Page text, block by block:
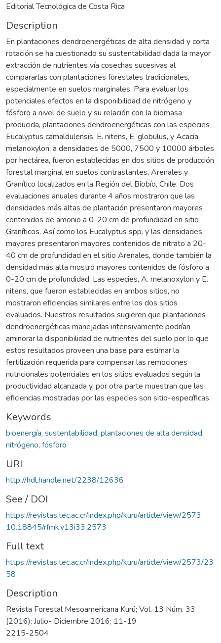
Editorial Tecnológica de Costa Rica
Description
En plantaciones dendroenergéticas de alta densidad y corta
rotación se ha cuestionado su sustentabilidad dada la mayor
extracción de nutrientes vía cosechas sucesivas al
compararlas con plantaciones forestales tradicionales,
especialmente en suelos marginales. Para evaluar los
potenciales efectos en la disponibilidad de nitrógeno y
fósforo a nivel de suelo y su relación con la biomasa
producida, plantaciones dendroenergéticas con las especies
Eucalyptus camaldulensis, E. nitens, E. globulus, y Acacia
melanoxylon: a densidades de 5000, 7500 y 10000 árboles
por hectárea, fueron establecidas en dos sitios de producción
forestal marginal en suelos contrastantes, Arenales y
Granítico localizados en la Región del Biobío, Chile. Dos
evaluaciones anuales durante 4 años mostraron que las
densidades más altas de plantación presentaron mayores
contenidos de amonio a 0-20 cm de profundidad en sitio
Graníticos. Así como los Eucalyptus spp. y las densidades
mayores presentaron mayores contenidos de nitrato a 20-
40 cm de profundidad en el sitio Arenales, donde también la
densidad más alta mostró mayores contenidos de fósforo a
0-20 cm de profundidad. Las especies, A. melanoxylon y E.
nitens, que fueron establecidas en ambos sitios, no
mostraron eficiencias similares entre los dos sitios
evaluados. Nuestros resultados sugieren que plantaciones
dendroenergéticas manejadas intensivamente podrían
aminorar la disponibilidad de nutrientes del suelo por lo que
estos resultados proveen una base para estimar la
fertilización requerida para compensar las remociones
nutricionales potenciales en los sitios evaluados según la
productividad alcanzada y, por otra parte muestran que las
eficiencias mostradas por las especies son sitio-específicas.
Keywords
bioenergía, sustentabilidad, plantaciones de alta densidad,
nitrógeno, fósforo
URI
http://hdl.handle.net/2238/12636
See / DOI
https://revistas.tec.ac.cr/index.php/kuru/article/view/2573
10.18845/rfmk.v13i33.2573
Full text
https://revistas.tec.ac.cr/index.php/kuru/article/view/2573/23
58
Description
Revista Forestal Mesoamericana Kurú; Vol. 13 Núm. 33
(2016): Julio- Diciembre 2016; 11-19
2215-2504